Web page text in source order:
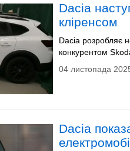
Dacia
кліренсом
Dacia розробляє
конкурентом
04 листопада
Dacia